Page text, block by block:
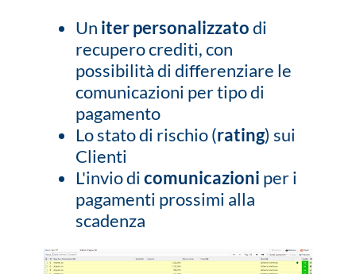
Un iter personalizzatodi
recupero crediti, con
possibilità di differenziare le
comunicazioni per tipo di
pagamento
Lo stato di rischio (rating) sui
Clienti
L'invio dicomunicazioni per i
pagamenti prossimi alla
scadenza